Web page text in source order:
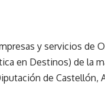
y servicios de
en Destinos) de la
de Castellón,